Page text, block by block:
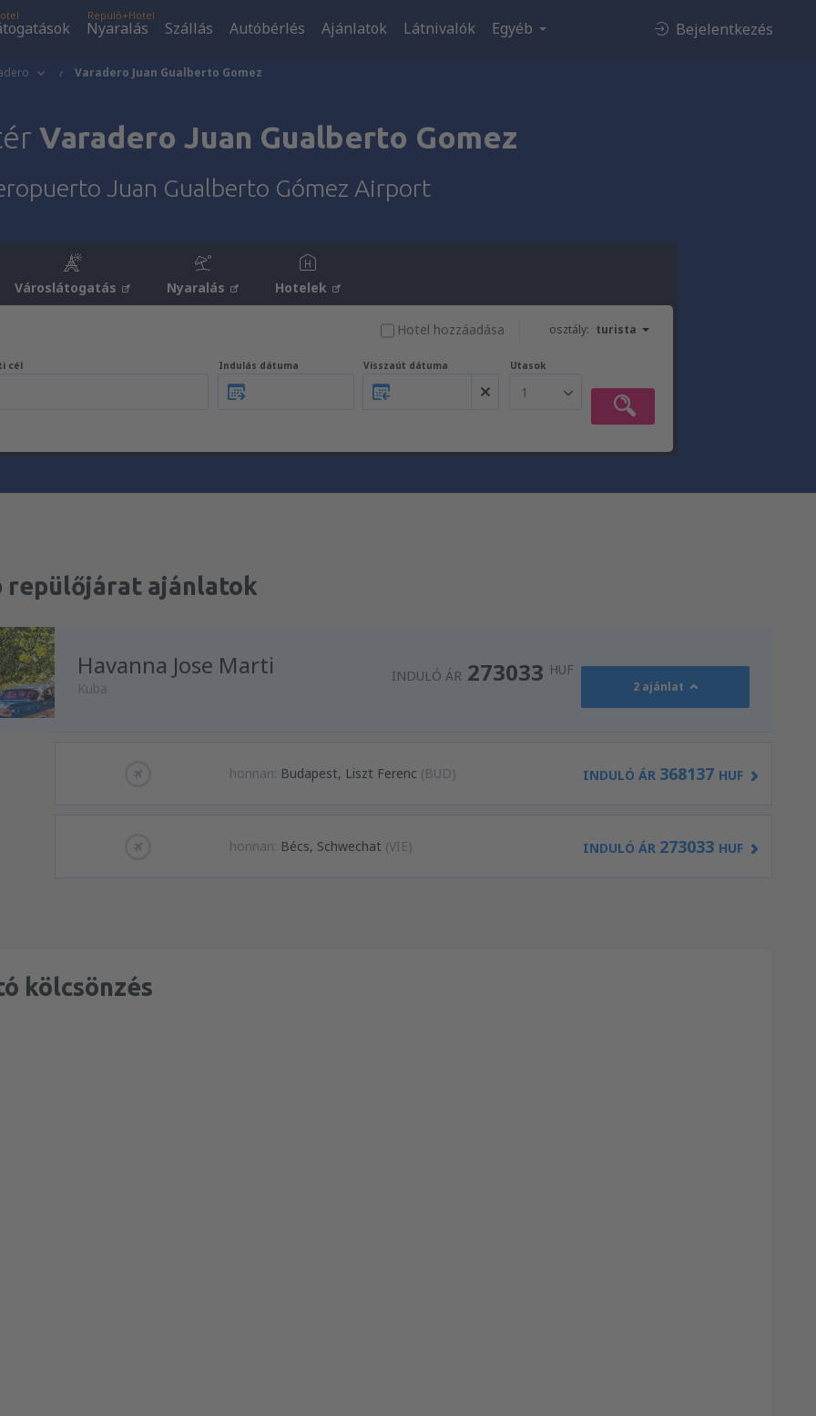
Repülő+Hotel
Nyaralás Szállás Autóbérlés Ajánlatok Látnivalók Egyéb Bejelentkezés
Varadero Juan Gualberto Gomez
Varadero Juan Gualberto Gomez
Juan Gualberto Gómez Airport
Városlátogatás Nyaralás Hotelek
osztály: turista
Hotel hozzáadása
cél Indulás dátuma Visszaút dátuma Utasok
1
repülőjárat ajánlatok
Havanna Jose Marti
Kuba
INDULÓ ÁR 273033 HUF
2 ajánlat
honnan: Budapest, Liszt Ferenc (BUD) INDULÓ ÁR 368137 HUF
honnan: Bécs, Schwechat (VIE) INDULÓ ÁR 273033 HUF
kölcsönzés